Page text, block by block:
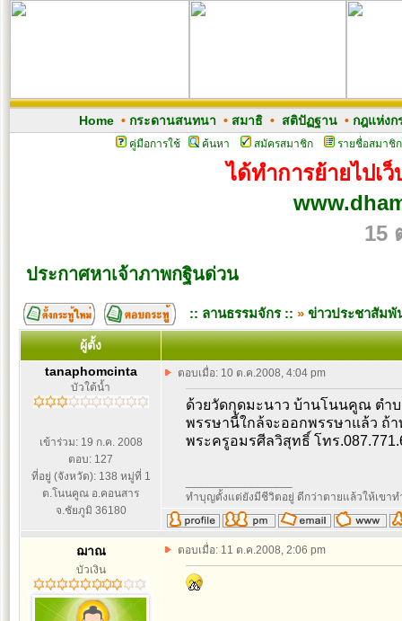
Home• กระดานสนทนา • สมาธิ• สติปัฏฐาน• กฎแห่งก
คู่มือการใช้ ค้นหา สมัครสมาชิก รายชื่อสมาชิก
ได้ทำการย้ายไปเ
15
ประกาศหาเจ้าภาพกฐินด่วน
:: ลานธรรมจักร :: » ข่าวประชาสัมพั
ผู้ตั้ง
tanaphomcinta
บัวใต้น้ำ
เข้าร่วม: 19 ก.ค. 2008
ตอบ: 127
ที่อยู่ (จังหวัด): 138 หมู่ที่ 1
ต.โนนคูณ อ.คอนสาร
จ.ชัยภูมิ 36180
ตอบเมื่อ: 10 ต.ค.2008, 4:04 pm
ด้วยวัดกุดมะนาว บ้านโนนคูณ ตำ
พรรษานี้ใกล้จะออกพรรษาแล้ว ถ้
พระครูอมรศีลวิสุทธิ์ โทร
ทำบุญตั้งแต่ยังมีชีวิตอยู่ ดีกว่าตายแล้วให้เขา
ฌาณ
บัวเงิน
ตอบเมื่อ: 11 ต.ค.2008, 2:06 pm